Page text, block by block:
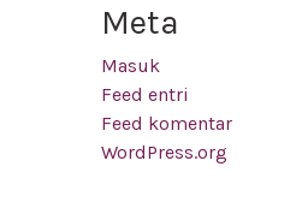
Meta
Masuk
Feed entri
Feed komentar
WordPress.org